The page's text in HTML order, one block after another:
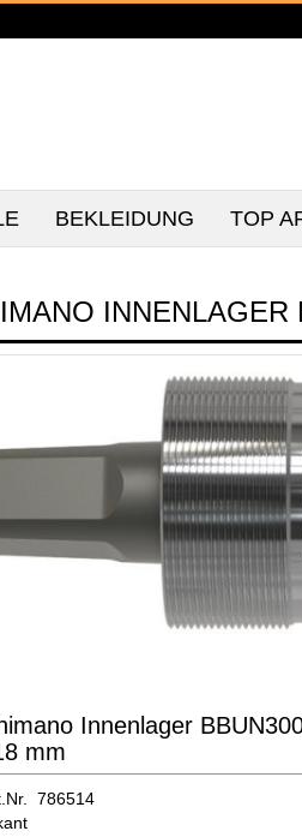
BEKLEIDUNG TOP
INNENLAGER
Innenlager
mm
786514